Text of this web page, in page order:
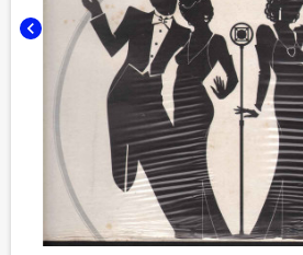
chevron_left